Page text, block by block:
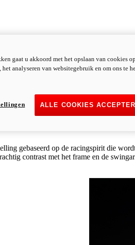
vermindering van de ruwe emissies
De inlaatkanalen hebben nu
het verleidelijke, racende karakter van de
gebaseerd op de racingspirit die
contrast met het frame en de
gaat u akkoord met het opslaan van cookies
analyseren van websitegebruik en om ons te
ALLE COOKIES